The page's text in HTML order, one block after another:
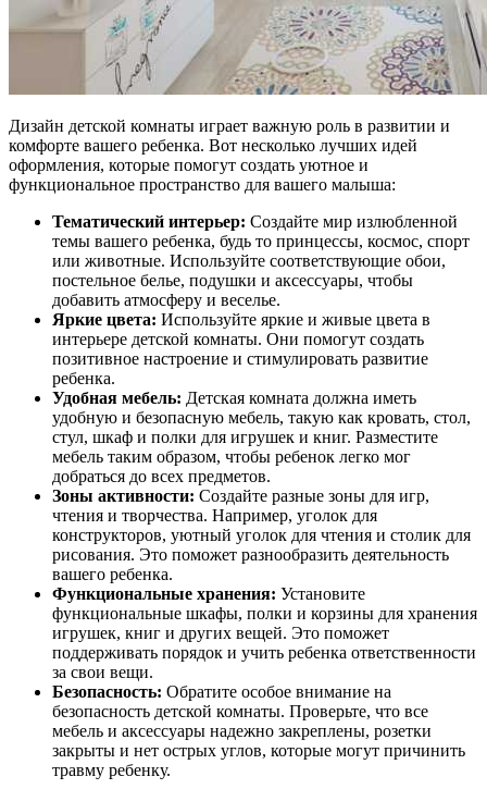
Дизайн детской комнаты играет важную роль в развитии и
комфорте вашего ребенка. Вот несколько лучших идей
оформления, которые помогут создать уютное и
функциональное пространство для вашего малыша:
Тематический интерьер: Создайте мир излюбленной
темы вашего ребенка, будь то принцессы, космос, спорт
или животные. Используйте соответствующие обои,
постельное белье, подушки и аксессуары, чтобы
добавить атмосферу и веселье.
Яркие цвета: Используйте яркие и живые цвета в
интерьере детской комнаты. Они помогут создать
позитивное настроение и стимулировать развитие
ребенка.
Удобная мебель: Детская комната должна иметь
удобную и безопасную мебель, такую как кровать, стол,
стул, шкаф и полки для игрушек и книг. Разместите
мебель таким образом, чтобы ребенок легко мог
добраться до всех предметов.
Зоны активности: Создайте разные зоны для игр,
чтения и творчества. Например, уголок для
конструкторов, уютный уголок для чтения и столик для
рисования. Это поможет разнообразить деятельность
вашего ребенка.
Функциональные хранения: Установите
функциональные шкафы, полки и корзины для хранения
игрушек, книг и других вещей. Это поможет
поддерживать порядок и учить ребенка ответственности
за свои вещи.
Безопасность: Обратите особое внимание на
безопасность детской комнаты. Проверьте, что все
мебель и аксессуары надежно закреплены, розетки
закрыты и нет острых углов, которые могут причинить
травму ребенку.